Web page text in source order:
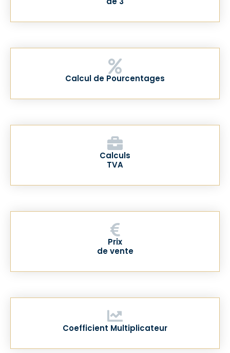
Calcul de Pourcentages
Calculs
TVA
Prix
de vente
Coefficient Multiplicateur